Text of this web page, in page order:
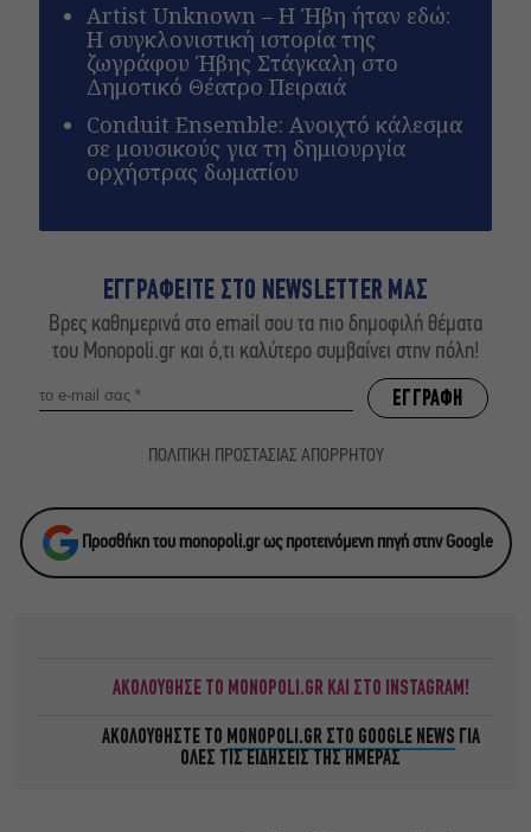
Artist Unknown – Η Ήβη ήταν εδώ:
Η συγκλονιστική ιστορία της
ζωγράφου Ήβης Στάγκαλη στο
Δημοτικό Θέατρο Πειραιά
Conduit Ensemble: Ανοιχτό κάλεσμα
σε μουσικούς για τη δημιουργία
ορχήστρας δωματίου
ΕΓΓΡΑΦΕΙΤΕ ΣΤΟ NEWSLETTER ΜΑΣ
Βρες καθημερινά στο email σου τα πιο δημοφιλή θέματα
του Monopoli.gr και ό,τι καλύτερο συμβαίνει στην πόλη!
ΠΟΛΙΤΙΚΗ ΠΡΟΣΤΑΣΙΑΣ ΑΠΟΡΡΗΤΟΥ
Προσθήκη του monopoli.gr ως προτεινόμενη πηγή στην Google
ΑΚΟΛΟΥΘΗΣΕ ΤΟ MONOPOLI.GR ΚΑΙ ΣΤΟ INSTAGRAM!
ΑΚΟΛΟΥΘΗΣΤΕ ΤΟ MONOPOLI.GR ΣΤΟ GOOGLE NEWS ΓΙΑ
ΟΛΕΣ ΤΙΣ ΕΙΔΗΣΕΙΣ ΤΗΣ ΗΜΕΡΑΣ